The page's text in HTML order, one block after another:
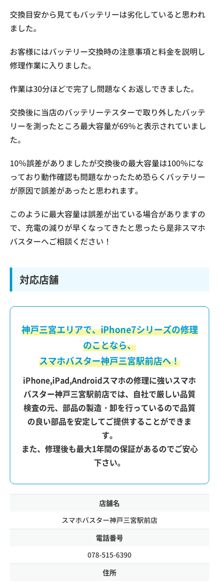
交換目安から見てもバッテリーは劣化していると思われ
ました。
お客様にはバッテリー交換時の注意事項と料金を説明し
修理作業に入りました。
作業は30分ほどで完了し問題なくお返しできました。
交換後に当店のバッテリーテスターで取り外したバッテ
リーを測ったところ最大容量が69％と表示されていまし
た。
10％誤差がありましたが交換後の最大容量は100％にな
っており動作確認も問題なかったため恐らくバッテリー
が原因で誤差があったと思われます。
このように最大容量は誤差が出ている場合がありますの
で、充電の減りが早くなってきたと思ったら是非スマホ
バスターへご相談ください！
対応店舗
神戸三宮エリアで、iPhone7シリーズの修理
のことなら、
スマホバスター神戸三宮駅前店へ！
iPhone,iPad,Androidスマホの修理に強いスマホ
バスター神戸三宮駅前店では、自社で厳しい品質
検査の元、部品の製造・卸を行っているので品質
の良い部品を安定してご提供することができま
す。
また、修理後も最大1年間の保証があるのでご安心
下さい。
店舗名
スマホバスター神戸三宮駅前店
電話番号
078-515-6390
住所